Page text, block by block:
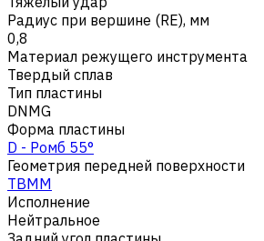
Радиус при вершине (RE), мм
0,8
Материал режущего инструмента
Твердый сплав
Тип пластины
DNMG
Форма пластины
D - Ромб 55°
Геометрия передней поверхности
TBMM
Исполнение
Нейтральное